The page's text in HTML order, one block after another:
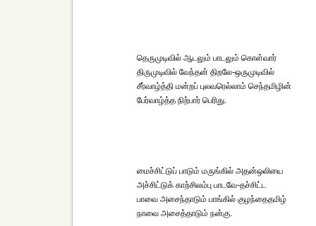
தெருமுடிவில் ஆடலும் பாடலும் கொள்வார்
திருமுடிவில் வேந்தன் திறலே-ஒருமுடிவில்
சீர்வாழ்த்தி மன்றப் புலவரெல்லாம் செந்தமிழின்
பேர்வாழ்த்த நிற்பார் பெரிது.
மைச்சிட்டுப் பாடும் மருங்கில் அதன்ஒலியை
அச்சிட்டுக் காற்சிலம்பு பாடவே-தச்சிட்ட
பாவை அசைந்தாடும் பாங்கில் குழந்தைதமிழ்
நாவை அசைத்தாடும் நன்கு.